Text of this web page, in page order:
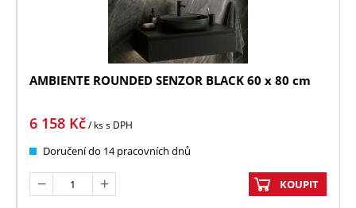
AMBIENTE ROUNDED SENZOR BLACK 60 x 80 cm
6 158 Kč/ kss DPH
Doručení do 14 pracovních dnů
KOUPIT